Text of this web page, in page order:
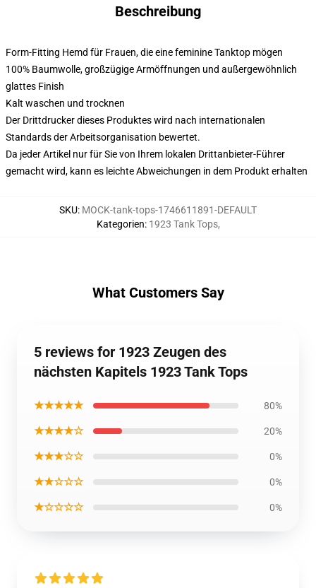
Beschreibung
Form-Fitting Hemd für Frauen, die eine feminine Tanktop mögen
100% Baumwolle, großzügige Armöffnungen und außergewöhnlich
glattes Finish
Kalt waschen und trocknen
Der Drittdrucker dieses Produktes wird nach internationalen
Standards der Arbeitsorganisation bewertet.
Da jeder Artikel nur für Sie von Ihrem lokalen Drittanbieter-Führer
gemacht wird, kann es leichte Abweichungen in dem Produkt erhalten
SKU: MOCK-tank-tops-1746611891-DEFAULT
Kategorien: 1923 Tank Tops,
What Customers Say
5 reviews for 1923 Zeugen des
nächsten Kapitels 1923 Tank Tops
★★★★★ 80%
★★★★☆ 20%
★★★☆☆ 0%
★★☆☆☆ 0%
★☆☆☆☆ 0%